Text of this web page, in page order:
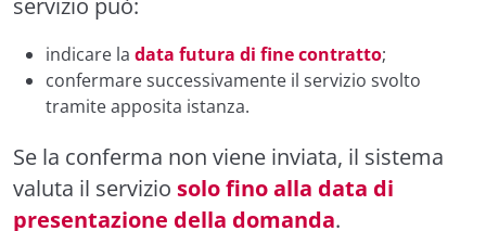
servizio può:
indicare la data futura di fine contratto;
confermare successivamente il servizio svolto
tramite apposita istanza.
Se la conferma non viene inviata, il sistema
valuta il servizio solo fino alla data di
presentazione della domanda.